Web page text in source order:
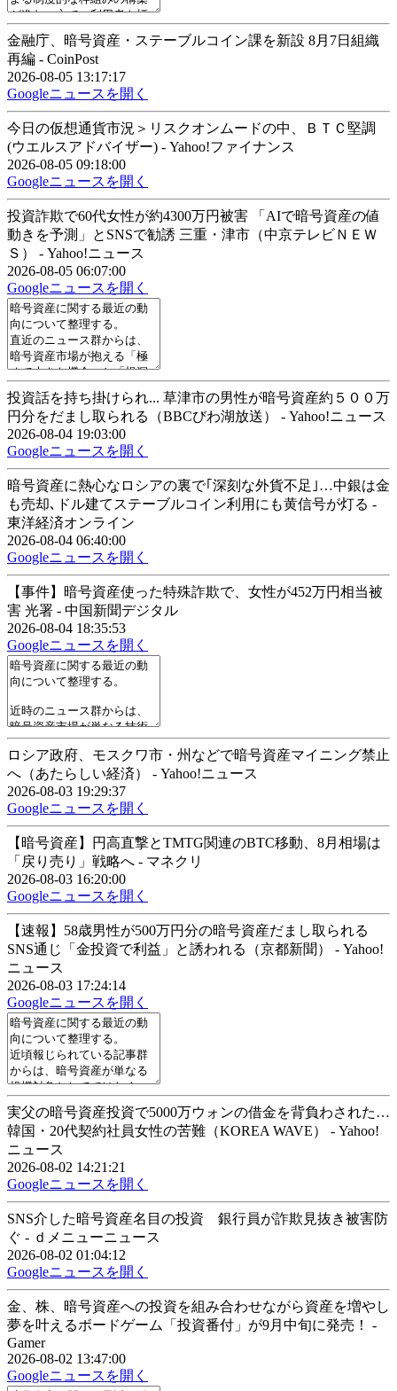
金融庁、暗号資産・ステーブルコイン課を新設 8月7日組織
再編 - CoinPost
2026-08-05 13:17:17
Googleニュースを開く
今日の仮想通貨市況＞リスクオンムードの中、ＢＴＣ堅調
(ウエルスアドバイザー) - Yahoo!ファイナンス
2026-08-05 09:18:00
Googleニュースを開く
投資詐欺で60代女性が約4300万円被害 「AIで暗号資産の値
動きを予測」とSNSで勧誘 三重・津市（中京テレビＮＥＷ
Ｓ） - Yahoo!ニュース
2026-08-05 06:07:00
Googleニュースを開く
投資話を持ち掛けられ... 草津市の男性が暗号資産約５００万
円分をだまし取られる（BBCびわ湖放送） - Yahoo!ニュース
2026-08-04 19:03:00
Googleニュースを開く
暗号資産に熱心なロシアの裏で｢深刻な外貨不足｣…中銀は金
も売却､ドル建てステーブルコイン利用にも黄信号が灯る -
東洋経済オンライン
2026-08-04 06:40:00
Googleニュースを開く
【事件】暗号資産使った特殊詐欺で、女性が452万円相当被
害 光署 - 中国新聞デジタル
2026-08-04 18:35:53
Googleニュースを開く
ロシア政府、モスクワ市・州などで暗号資産マイニング禁止
へ（あたらしい経済） - Yahoo!ニュース
2026-08-03 19:29:37
Googleニュースを開く
【暗号資産】円高直撃とTMTG関連のBTC移動、8月相場は
「戻り売り」戦略へ - マネクリ
2026-08-03 16:20:00
Googleニュースを開く
【速報】58歳男性が500万円分の暗号資産だまし取られる
SNS通じ「金投資で利益」と誘われる（京都新聞） - Yahoo!
ニュース
2026-08-03 17:24:14
Googleニュースを開く
実父の暗号資産投資で5000万ウォンの借金を背負わされた…
韓国・20代契約社員女性の苦難（KOREA WAVE） - Yahoo!
ニュース
2026-08-02 14:21:21
Googleニュースを開く
SNS介した暗号資産名目の投資 銀行員が詐欺見抜き被害防
ぐ - ｄメニューニュース
2026-08-02 01:04:12
Googleニュースを開く
金、株、暗号資産への投資を組み合わせながら資産を増やし
夢を叶えるボードゲーム「投資番付」が9月中旬に発売！ -
Gamer
2026-08-02 13:47:00
Googleニュースを開く